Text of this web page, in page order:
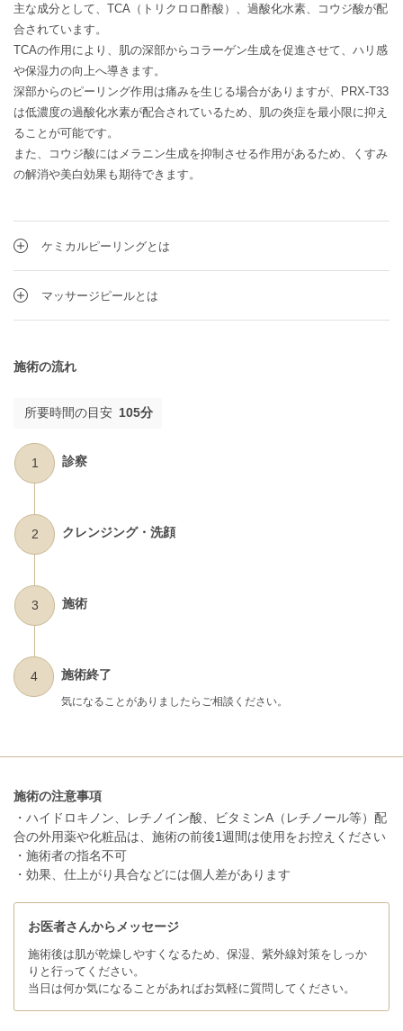
主な成分として、TCA（トリクロロ酢酸）、過酸化水素、コウジ酸が配
合されています。
TCAの作用により、肌の深部からコラーゲン生成を促進させて、ハリ感
や保湿力の向上へ導きます。
深部からのピーリング作用は痛みを生じる場合がありますが、PRX-T33
は低濃度の過酸化水素が配合されているため、肌の炎症を最小限に抑え
ることが可能です。
また、コウジ酸にはメラニン生成を抑制させる作用があるため、くすみ
の解消や美白効果も期待できます。
ケミカルピーリングとは
マッサージピールとは
施術の流れ
所要時間の目安 105分
1 診察
2 クレンジング・洗顔
3 施術
4 施術終了
気になることがありましたらご相談ください。
施術の注意事項
・ハイドロキノン、レチノイン酸、ビタミンA（レチノール等）配
合の外用薬や化粧品は、施術の前後1週間は使用をお控えください
・施術者の指名不可
・効果、仕上がり具合などには個人差があります
お医者さんからメッセージ
施術後は肌が乾燥しやすくなるため、保湿、紫外線対策をしっか
りと行ってください。
当日は何か気になることがあればお気軽に質問してください。